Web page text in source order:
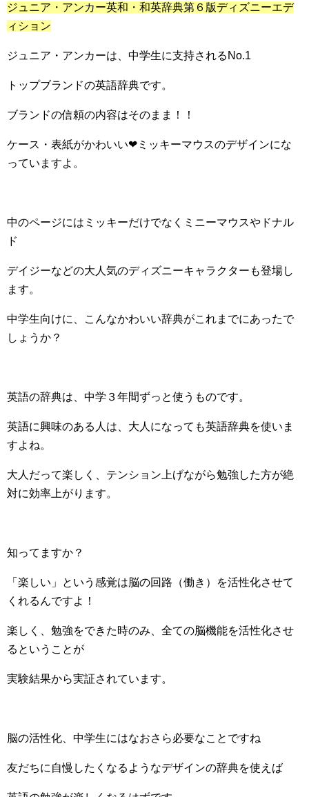
ジュニア・アンカー英和・和英辞典第６版ディズニーエデ
ィション
ジュニア・アンカーは、中学生に支持される No.1
トップブランドの英語辞典です。
ブランドの信頼の内容はそのまま！！
ケース・表紙がかわいい❤︎ ミッキーマウスのデザインにな
っていますよ。
中のページにはミッキーだけでなくミニーマウスやドナル
ド
デイジーなどの大人気のディズニーキャラクターも登場し
ます。
中学生向けに、こんなかわいい辞典がこれまでにあったで
しょうか？
英語の辞典は、中学３年間ずっと使うものです。
英語に興味のある人は、大人になっても英語辞典を使いま
すよね。
大人だって楽しく、テンション上げながら勉強した方が絶
対に効率上がります。
知ってますか？
「楽しい」という感覚は脳の回路（働き）を活性化させて
くれるんですよ！
楽しく、勉強をできた時のみ、全ての脳機能を活性化させ
るということが
実験結果から実証されています。
脳の活性化、中学生にはなおさら必要なことですね
友だちに自慢したくなるようなデザインの辞典を使えば